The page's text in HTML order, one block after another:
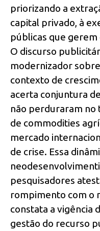
priorizando a
capital privado, à
públicas que
O discurso
modernizador
contexto de
acerta conjuntura
não perduraram no
de commodities
mercado
de crise. Essa
pesquisadores
rompimento com o
constata a vigência
gestão do recurso